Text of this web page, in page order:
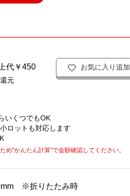
代￥450
元
お気に入り追加
いくつでもOK
ロットも対応します
め"かんたん計算"で金額確認してください。
※折りたたみ時